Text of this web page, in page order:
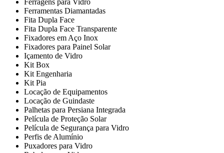
Ferragens para Vidro
Ferramentas Diamantadas
Fita Dupla Face
Fita Dupla Face Transparente
Fixadores em Aço Inox
Fixadores para Painel Solar
Içamento de Vidro
Kit Box
Kit Engenharia
Kit Pia
Locação de Equipamentos
Locação de Guindaste
Palhetas para Persiana Integrada
Película de Proteção Solar
Película de Segurança para Vidro
Perfis de Alumínio
Puxadores para Vidro